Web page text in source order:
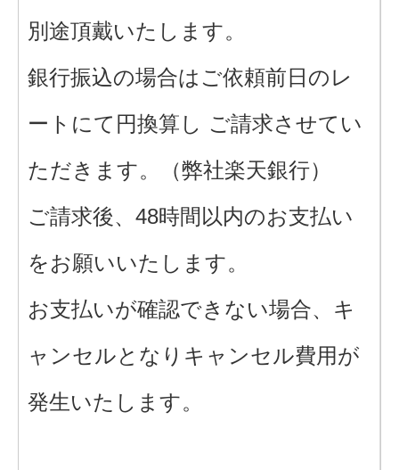
別途頂戴いたします。
銀行振込の場合はご依頼前日のレ
ートにて円換算し ご請求させてい
ただきます。（弊社楽天銀行）
ご請求後、48時間以内のお支払い
をお願いいたします。
お支払いが確認できない場合、キ
ャンセルとなりキャンセル費用が
発生いたします。